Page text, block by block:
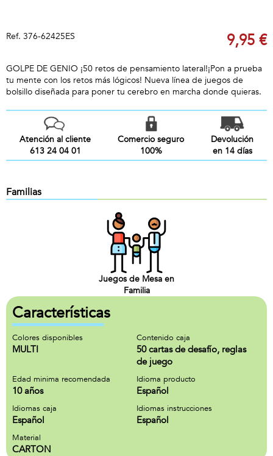
Ref. 376-62425ES 9,95 €
GOLPE DE GENIO ¡50 retos de pensamiento lateral!¡Pon a prueba
tu mente con los retos más lógicos! Nueva línea de juegos de
bolsillo diseñada para poner tu cerebro en marcha donde quieras.
Atención al cliente
613 24 04 01
Comercio seguro
100%
Devolución
en 14 días
Familias
Juegos de Mesa en
Familia
Características
Colores disponibles
MULTI
Contenido caja
50 cartas de desafío, reglas
de juego
Edad minima recomendada
10 años
Idioma producto
Español
Idiomas caja
Español
Idiomas instrucciones
Español
Material
CARTON